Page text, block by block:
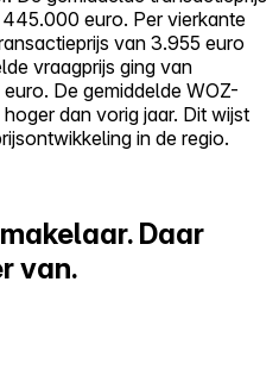
euro. Per vierkante
van 3.955 euro
vraagprijs ging van
De gemiddelde WOZ-
dan vorig jaar. Dit wijst
in de regio.
Daar
van.